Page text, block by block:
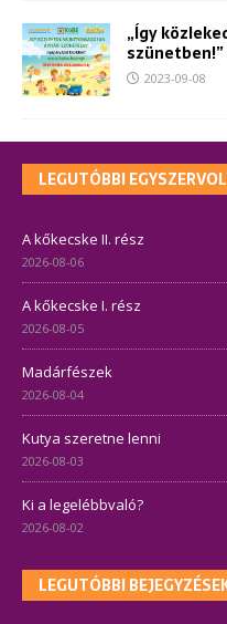
„Így
2023-09-08
LEGUTÓBBI
A kőkecske II. rész
2026-08-06
A kőkecske I. rész
2026-08-05
Madárfészek
2026-08-04
Kutya szeretne lenni
2026-08-03
Ki a legelébbvaló?
2026-08-02
LEGUTÓBBI